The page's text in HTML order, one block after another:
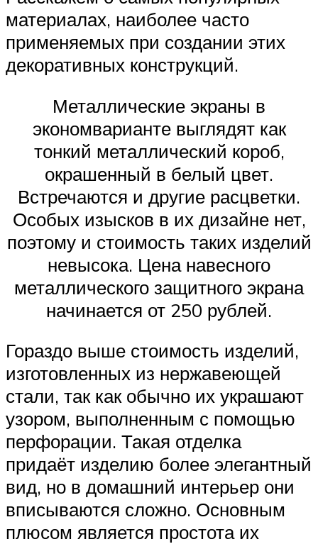
материалах, наиболее часто
применяемых при создании этих
декоративных конструкций.
Металлические экраны в
экономварианте выглядят как
тонкий металлический короб,
окрашенный в белый цвет.
Встречаются и другие расцветки.
Особых изысков в их дизайне нет,
поэтому и стоимость таких изделий
невысока. Цена навесного
металлического защитного экрана
начинается от 250 рублей.
Гораздо выше стоимость изделий,
изготовленных из нержавеющей
стали, так как обычно их украшают
узором, выполненным с помощью
перфорации. Такая отделка
придаёт изделию более элегантный
вид, но в домашний интерьер они
вписываются сложно. Основным
плюсом является простота их